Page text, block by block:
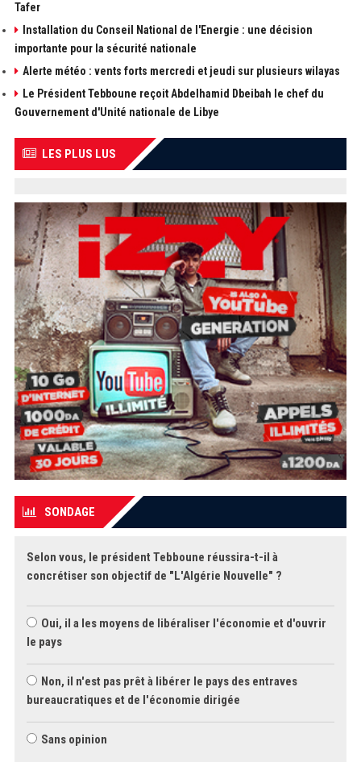
Tafer
Installation du Conseil National de l'Energie : une décision
importante pour la sécurité nationale
Alerte météo : vents forts mercredi et jeudi sur plusieurs wilayas
Le Président Tebboune reçoit Abdelhamid Dbeibah le chef du
Gouvernement d'Unité nationale de Libye
LES PLUS LUS
SONDAGE
Selon vous, le président Tebboune réussira-t-il à
concrétiser son objectif de "L'Algérie Nouvelle" ?
Oui, il a les moyens de libéraliser l'économie et d'ouvrir
le pays
Non, il n'est pas prêt à libérer le pays des entraves
bureaucratiques et de l'économie dirigée
Sans opinion